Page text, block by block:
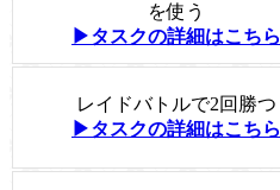
を使う
▶タスクの詳細はこちら
レイドバトルで2回勝つ
▶タスクの詳細はこちら